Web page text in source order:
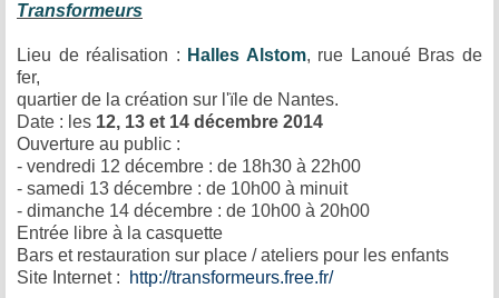
Transformeurs
Lieu de réalisation : Halles Alstom, rue Lanoué Bras de
fer,
quartier de la création sur l'ïle de Nantes.
Date : les 12, 13 et 14 décembre 2014
Ouverture au public :
- vendredi 12 décembre : de 18h30 à 22h00
- samedi 13 décembre : de 10h00 à minuit
- dimanche 14 décembre : de 10h00 à 20h00
Entrée libre à la casquette
Bars et restauration sur place / ateliers pour les enfants
Site Internet :
http://transformeurs.free.fr/